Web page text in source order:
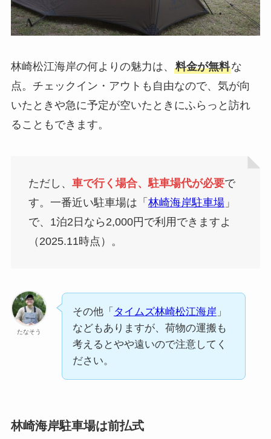
林崎松江海岸の何よりの魅力は、 料金が無料な
点。チェックイン・アウトも自由なので、気が向
いたときや急に予定が空いたときにふらっと訪れ
ることもできます。
ただし、 車で行く場合、駐車場代が必要で
す。一番近い駐車場は「 林崎海岸駐車場」
で、1泊2日なら2,000円で利用できますよ
（2025.11時点）。
たなそう
その他「 タイムズ林崎松江海岸 」
などもありますが、荷物の運搬も
考えるとやや遠いので注意してく
ださい。
林崎海岸駐車場は前払式